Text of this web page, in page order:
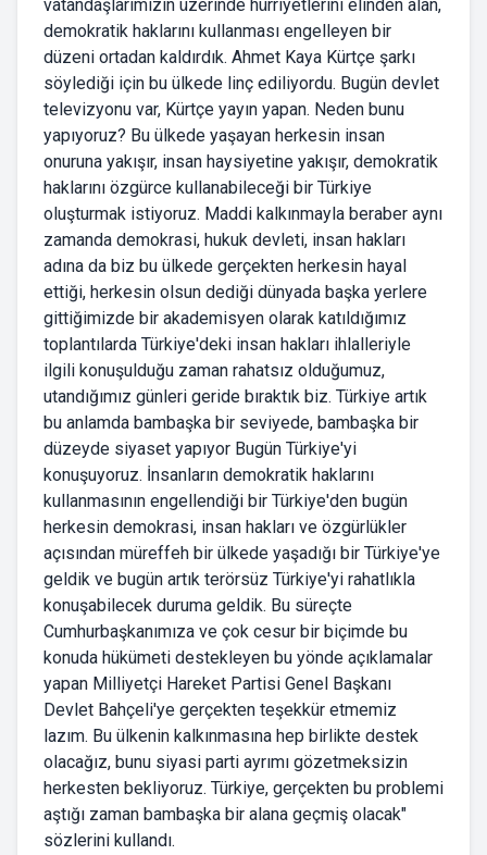
vatandaşlarımızın üzerinde hürriyetlerini elinden alan,
demokratik haklarını kullanması engelleyen bir
düzeni ortadan kaldırdık. Ahmet Kaya Kürtçe şarkı
söylediği için bu ülkede linç ediliyordu. Bugün devlet
televizyonu var, Kürtçe yayın yapan. Neden bunu
yapıyoruz? Bu ülkede yaşayan herkesin insan
onuruna yakışır, insan haysiyetine yakışır, demokratik
haklarını özgürce kullanabileceği bir Türkiye
oluşturmak istiyoruz. Maddi kalkınmayla beraber aynı
zamanda demokrasi, hukuk devleti, insan hakları
adına da biz bu ülkede gerçekten herkesin hayal
ettiği, herkesin olsun dediği dünyada başka yerlere
gittiğimizde bir akademisyen olarak katıldığımız
toplantılarda Türkiye'deki insan hakları ihlalleriyle
ilgili konuşulduğu zaman rahatsız olduğumuz,
utandığımız günleri geride bıraktık biz. Türkiye artık
bu anlamda bambaşka bir seviyede, bambaşka bir
düzeyde siyaset yapıyor Bugün Türkiye'yi
konuşuyoruz. İnsanların demokratik haklarını
kullanmasının engellendiği bir Türkiye'den bugün
herkesin demokrasi, insan hakları ve özgürlükler
açısından müreffeh bir ülkede yaşadığı bir Türkiye'ye
geldik ve bugün artık terörsüz Türkiye'yi rahatlıkla
konuşabilecek duruma geldik. Bu süreçte
Cumhurbaşkanımıza ve çok cesur bir biçimde bu
konuda hükümeti destekleyen bu yönde açıklamalar
yapan Milliyetçi Hareket Partisi Genel Başkanı
Devlet Bahçeli'ye gerçekten teşekkür etmemiz
lazım. Bu ülkenin kalkınmasına hep birlikte destek
olacağız, bunu siyasi parti ayrımı gözetmeksizin
herkesten bekliyoruz. Türkiye, gerçekten bu problemi
aştığı zaman bambaşka bir alana geçmiş olacak"
sözlerini kullandı.